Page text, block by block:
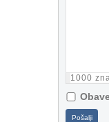
1000
Pošalji